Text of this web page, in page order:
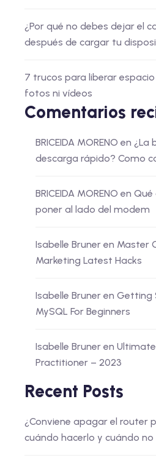
¿Por qué no debes dejar el
después de cargar tu
7 trucos para liberar
fotos ni vídeos
Comentarios
BRICEIDA MORENO en ¿La
descarga rápido? Como
BRICEIDA MORENO en Qué
poner al lado del modem
Isabelle Bruner en Master
Marketing Latest Hacks
Isabelle Bruner en Getting
MySQL For Beginners
Isabelle Bruner en
Practitioner – 2023
Recent Posts
¿Conviene apagar el router
cuándo hacerlo y cuándo no